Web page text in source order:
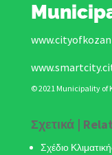
© 2021 Municipality of
Σχετικά |
Σχέδιο